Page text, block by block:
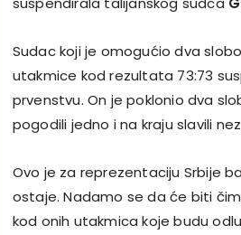
Sudac koji je omogućio dva
utakmice kod rezultata 73:73
prvenstvu. On je poklonio dva
pogodili jedno i na kraju slavili
Ovo je za reprezentaciju Srbije
ostaje. Nadamo se da će biti
kod onih utakmica koje budu